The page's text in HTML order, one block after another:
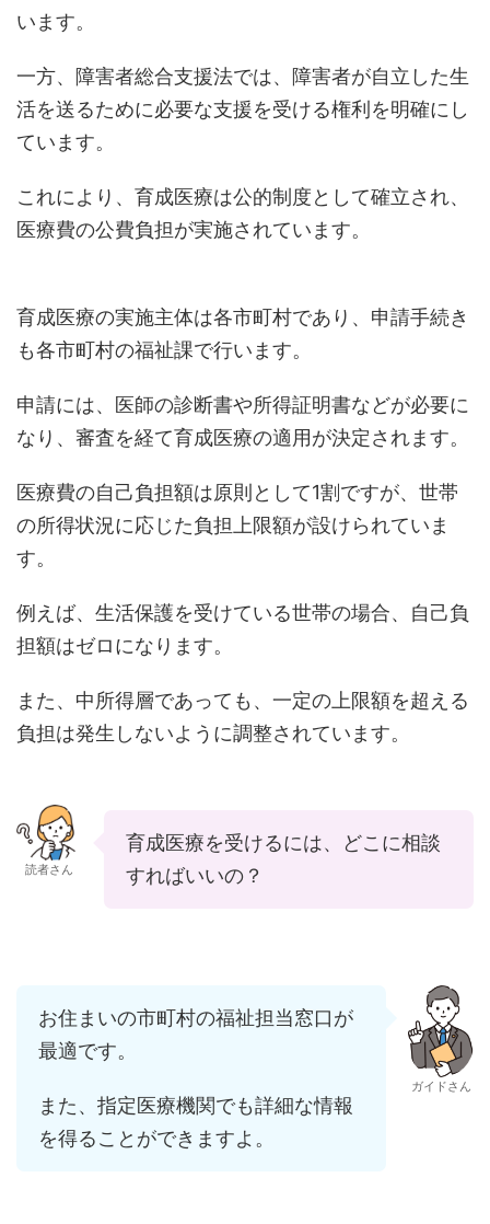
います。
一方、障害者総合支援法では、障害者が自立した生
活を送るために必要な支援を受ける権利を明確にし
ています。
これにより、育成医療は公的制度として確立され、
医療費の公費負担が実施されています。
育成医療の実施主体は各市町村であり、申請手続き
も各市町村の福祉課で行います。
申請には、医師の診断書や所得証明書などが必要に
なり、審査を経て育成医療の適用が決定されます。
医療費の自己負担額は原則として1割ですが、世帯
の所得状況に応じた負担上限額が設けられていま
す。
例えば、生活保護を受けている世帯の場合、自己負
担額はゼロになります。
また、中所得層であっても、一定の上限額を超える
負担は発生しないように調整されています。
読者さん
育成医療を受けるには、どこに相談
すればいいの？
お住まいの市町村の福祉担当窓口が
最適です。
また、指定医療機関でも詳細な情報
を得ることができますよ。
ガイドさん